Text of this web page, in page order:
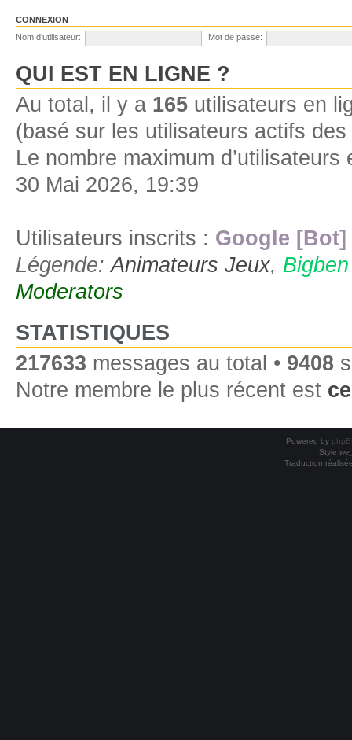
CONNEXION
Nom d’utilisateur:
Mot de passe:
QUI EST EN LIGNE ?
Au total, il y a 165 utilisateurs en
(basé sur les utilisateurs actifs
Le nombre maximum
30 Mai 2026, 19:39
Utilisateurs inscrits : Google [Bot]
Légende:Animateurs Jeux,
Moderators
STATISTIQUES
217633 messages au total • 9408
Notre membre le plus récent est
Powered by
Style
Traduction